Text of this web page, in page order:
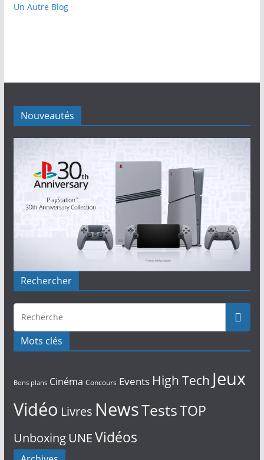
Un Autre Blog
Nouveautés
Rechercher
Mots clés
Bons plans Cinéma Concours Events High Tech Jeux
Vidéo Livres NewsTestsTOP
UnboxingUNEVidéos